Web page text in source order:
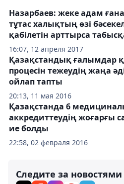
16:07, 12 апреля 2017
Назарбаев: жеке адам
тұтас халықтың өзі
қабілетін арттырса
20:13, 11 мая 2016
Қазақстандық ғалымдар
процесін тежеудің жаңа
ойлап тапты
22:58, 02 февраля 2016
Қазақстанда 6
аккредиттеудің жоғарғы
ие болды
Следите за